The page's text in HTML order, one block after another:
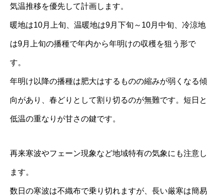
気温推移を優先して計画します。
暖地は10月上旬、温暖地は9月下旬～10月中旬、冷涼地
は9月上旬の播種で年内から年明けの収穫を狙う形で
す。
年明け以降の播種は肥大はするものの縮みが弱くなる傾
向があり、春どりとして割り切るのが無難です。短日と
低温の重なりが甘さの鍵です。
再来寒波やフェーン現象など地域特有の気象にも注意し
ます。
数日の寒波は不織布で乗り切れますが、長い厳寒は簡易